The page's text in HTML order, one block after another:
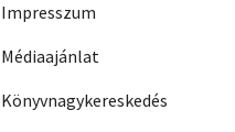
Impresszum
Médiaajánlat
Könyvnagykereskedés